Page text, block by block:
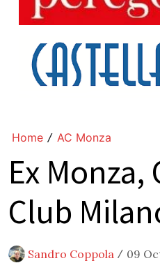
Home / AC Monza
Ex
Club
Sandro Coppola / 09